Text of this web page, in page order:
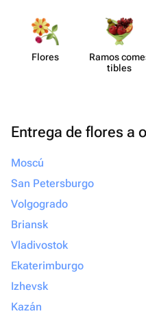
Flores
Ramos
tibles
Entrega de flores a
Moscú
San Petersburgo
Volgogrado
Briansk
Vladivostok
Ekaterimburgo
Izhevsk
Kazán